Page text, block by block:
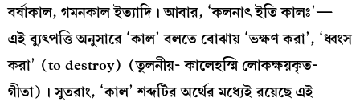
বর্ষাকাল, গমনকাল ইত্যাদি। আবার, ‘কলনাৎ ইতি কালঃ’—
এই ব্যুৎপত্তি অনুসারে ‘কাল’ বলতে বোঝায় ‘ভক্ষণ করা’, ‘ধ্বংস
করা’ (to destroy) (তুলনীয়- কালেহস্মি লোকক্ষয়কৃত-
গীতা)। সুতরাং, ‘কাল’ শব্দটির অর্থের মধ্যেই রয়েছে এই